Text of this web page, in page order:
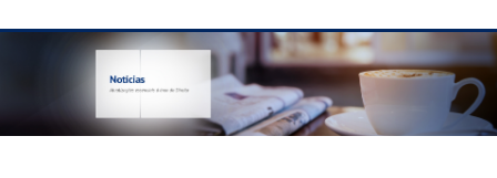
HOME
QUEM SOMOS
ATUAÇÃO